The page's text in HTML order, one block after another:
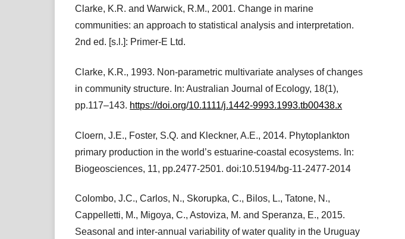
Clarke, K.R. and Warwick, R.M., 2001. Change in marine
communities: an approach to statistical analysis and interpretation.
2nd ed. [s.l.]: Primer-E Ltd.
Clarke, K.R., 1993. Non‐parametric multivariate analyses of changes
in community structure. In: Australian Journal of Ecology, 18(1),
pp.117–143. https://doi.org/10.1111/j.1442-9993.1993.tb00438.x
Cloern, J.E., Foster, S.Q. and Kleckner, A.E., 2014. Phytoplankton
primary production in the world’s estuarine-coastal ecosystems. In:
Biogeosciences, 11, pp.2477-2501. doi:10.5194/bg-11-2477-2014
Colombo, J.C., Carlos, N., Skorupka, C., Bilos, L., Tatone, N.,
Cappelletti, M., Migoya, C., Astoviza, M. and Speranza, E., 2015.
Seasonal and inter-annual variability of water quality in the Uruguay